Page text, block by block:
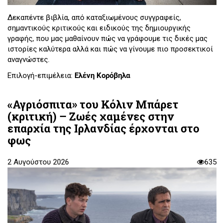
Δεκαπέντε βιβλία, από καταξιωμένους συγγραφείς,
σημαντικούς κριτικούς και ειδικούς της δημιουργικής
γραφής, που μας μαθαίνουν πώς να γράφουμε τις δικές μας
ιστορίες καλύτερα αλλά και πώς να γίνουμε πιο προσεκτικοί
αναγνώστες.
Επιλογή-επιμέλεια: Ελένη Κορόβηλα
«Αγριόσπιτα» του Κόλιν Μπάρετ
(κριτική) – Ζωές χαμένες στην
επαρχία της Ιρλανδίας έρχονται στο
φως
2 Αυγούστου 2026 635